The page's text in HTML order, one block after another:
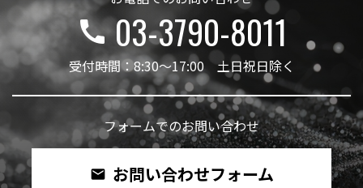
call 03-3790-8011
受付時間：8:30～17:00 土日祝日除く
フォームでのお問い合わせ
mail お問い合わせフォーム